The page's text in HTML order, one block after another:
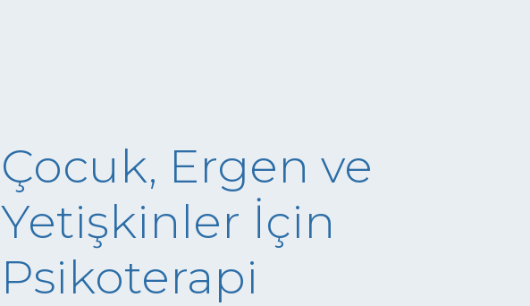
Çocuk, Ergen ve
Yetişkinler İçin
Psikoterapi